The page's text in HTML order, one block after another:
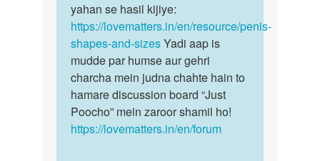
yahan se hasil kijiye:
https://lovematters.in/en/resource/penis-
shapes-and-sizesYadi aap is
mudde par humse aur gehri
charcha mein judna chahte hain to
hamare discussion board “Just
Poocho” mein zaroor shamil ho!
https://lovematters.in/en/forum